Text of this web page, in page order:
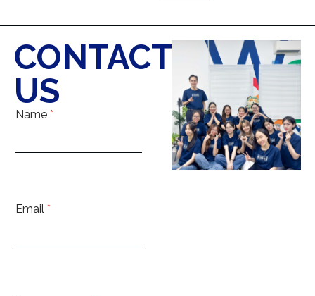
CONTACT
US
Name *
Email *